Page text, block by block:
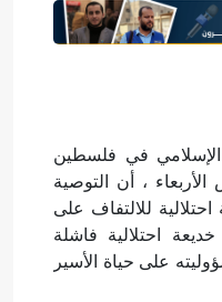
الإسلامي في فلسطين
، أن التوصية
احتلالية للالتفاف على
احتلالية فاشلة
على حياة الأسير